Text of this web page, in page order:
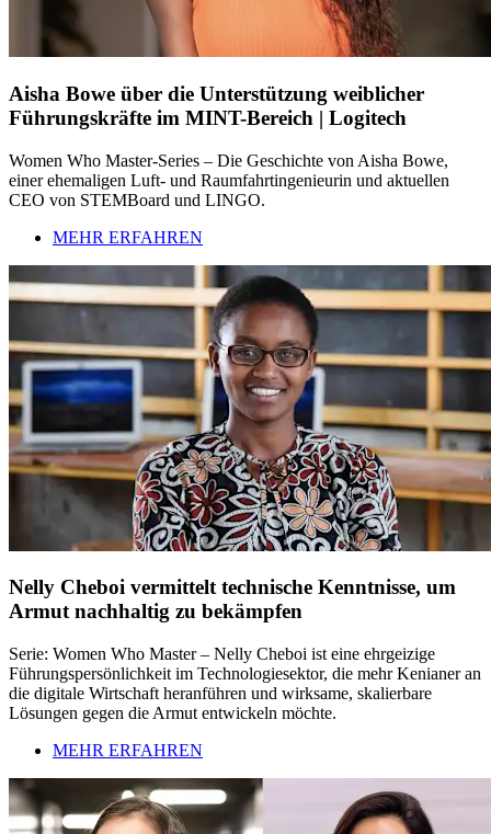
Aisha Bowe über die Unterstützung weiblicher
Führungskräfte im MINT-Bereich | Logitech
Women Who Master-Series – Die Geschichte von Aisha Bowe,
einer ehemaligen Luft- und Raumfahrtingenieurin und aktuellen
CEO von STEMBoard und LINGO.
MEHR ERFAHREN
Nelly Cheboi vermittelt technische Kenntnisse, um
Armut nachhaltig zu bekämpfen
Serie: Women Who Master – Nelly Cheboi ist eine ehrgeizige
Führungspersönlichkeit im Technologiesektor, die mehr Kenianer an
die digitale Wirtschaft heranführen und wirksame, skalierbare
Lösungen gegen die Armut entwickeln möchte.
MEHR ERFAHREN